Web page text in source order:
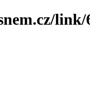
link/